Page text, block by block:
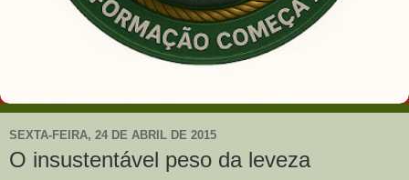
SEXTA-FEIRA, 24 DE ABRIL DE 2015
O insustentável peso da leveza